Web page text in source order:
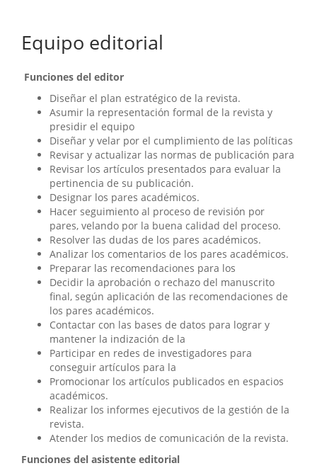
Equipo editorial
Funciones del editor
Diseñar el plan estratégico de la revista.
Asumir la representación formal de la revista y
presidir el equipo
Diseñar y velar por el cumplimiento de las políticas
Revisar y actualizar las normas de publicación para
Revisar los artículos presentados para evaluar la
pertinencia de su publicación.
Designar los pares académicos.
Hacer seguimiento al proceso de revisión por
pares, velando por la buena calidad del proceso.
Resolver las dudas de los pares académicos.
Analizar los comentarios de los pares académicos.
Preparar las recomendaciones para los
Decidir la aprobación o rechazo del manuscrito
final, según aplicación de las recomendaciones de
los pares académicos.
Contactar con las bases de datos para lograr y
mantener la indización de la
Participar en redes de investigadores para
conseguir artículos para la
Promocionar los artículos publicados en espacios
académicos.
Realizar los informes ejecutivos de la gestión de la
revista.
Atender los medios de comunicación de la revista.
Funciones del asistente editorial